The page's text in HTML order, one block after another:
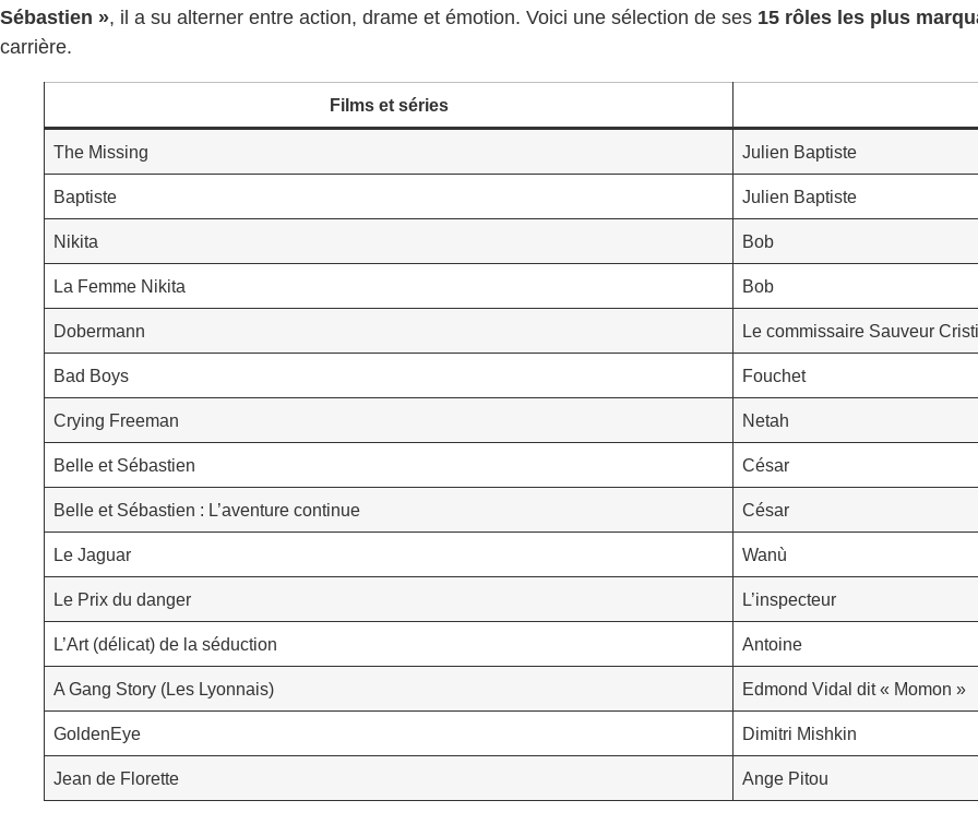
Sébastien », il a su alterner entre action, drame et émotion. Voici une sélection de ses 15 rôles les plus
carrière.
Films et séries
The Missing Julien Baptiste
Baptiste Julien Baptiste
Nikita Bob
La Femme Nikita Bob
Dobermann Le commissaire Sauveur
Bad Boys Fouchet
Crying Freeman Netah
Belle et Sébastien César
Belle et Sébastien : L’aventure continue César
Le Jaguar Wanù
Le Prix du danger L’inspecteur
L’Art (délicat) de la séduction Antoine
A Gang Story (Les Lyonnais) Edmond Vidal dit « Momon »
GoldenEye Dimitri Mishkin
Jean de Florette Ange Pitou